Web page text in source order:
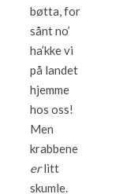
bøtta, for
sånt no’
ha’kke vi
på landet
hjemme
hos oss!
Men
krabbene
erlitt
skumle.